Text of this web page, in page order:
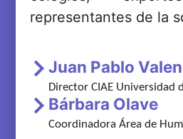
representantes de la
Juan Pablo
Director CIAE Universidad
Bárbara Olave
Coordinadora Área de